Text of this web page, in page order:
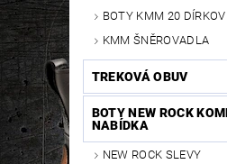
BOTY KMM 20
KMM ŠNĚROVADLA
TREKOVÁ OBUV
BOTY NEW ROCK
NABÍDKA
NEW ROCK SLEVY